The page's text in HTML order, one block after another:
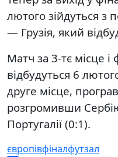
лютого зійдуться з
— Грузія, який
Матч за 3-тє місце і
відбудуться 6
друге місце,
розгромивши
Португалії (0:1).
європівфіналфутзал